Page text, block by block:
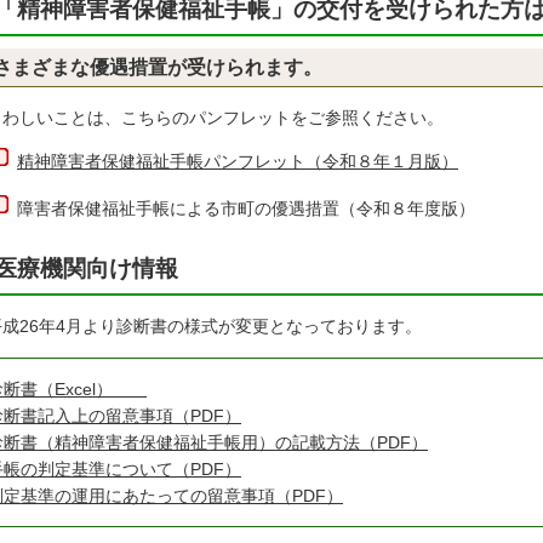
精神障害者保健福祉手帳」の交付を受けられた方
まざまな優遇措置が受けられます。
いことは、こちらのパンフレットをご参照ください。
精神障害者保健福祉手帳パンフレット（令和８年１月版）
障害者保健福祉手帳による市町の優遇措置（令和８年度版）
療機関向け情報
年4月より診断書の様式が変更となっております。
断書（Excel）
書記入上の留意事項（PDF）
断書（精神障害者保健福祉手帳用）の記載方法（PDF）
の判定基準について（PDF）
定基準の運用にあたっての留意事項（PDF）